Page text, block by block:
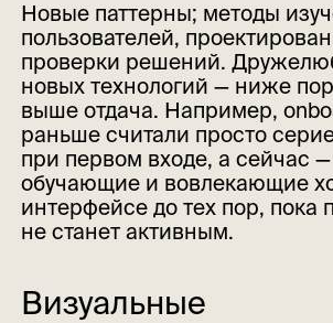
Новые паттерны; методы
пользователей,
проверки решений.
новых технологий — ниже
выше отдача. Например,
раньше считали просто
при первом входе, а сейчас
обучающие и вовлекающие
интерфейсе до тех пор, пока
не станет активным.
Визуальные